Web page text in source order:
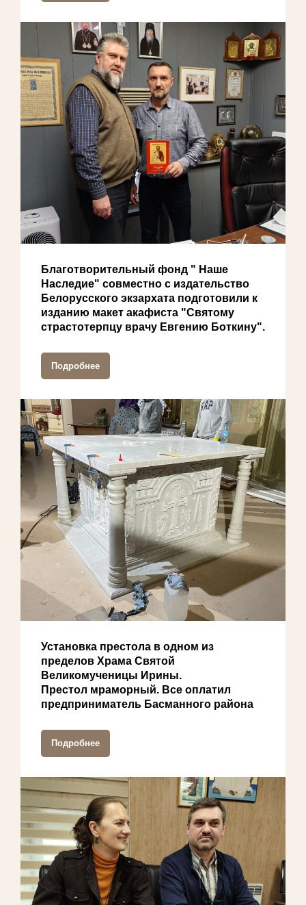
Благотворительный фонд " Наше
Наследие" совместно с издательство
Белорусского экзархата подготовили к
изданию макет акафиста "Святому
страстотерпцу врачу Евгению Боткину".
Подробнее
Установка престола в одном из
пределов Храма Святой
Великомученицы Ирины.
Престол мраморный. Все оплатил
предприниматель Басманного района
Подробнее